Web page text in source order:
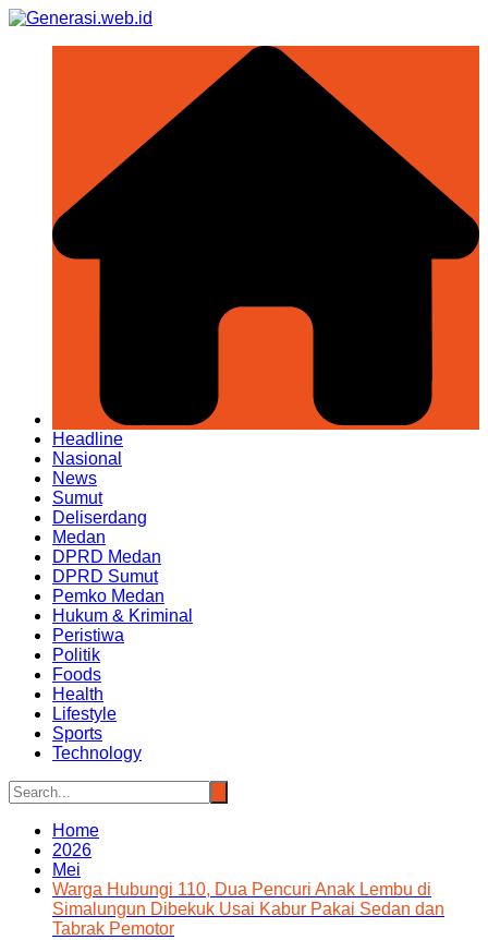
Skip
Headline
Nasional
News
Sumut
Deliserdang
Medan
DPRD Medan
DPRD Sumut
Pemko Medan
Hukum & Kriminal
Peristiwa
Politik
Foods
Health
Lifestyle
Sports
Technology
Home
2026
Mei
Warga Hubungi 110, Dua Pencuri Anak Lembu di
Simalungun Dibekuk Usai Kabur Pakai Sedan dan
Tabrak Pemotor